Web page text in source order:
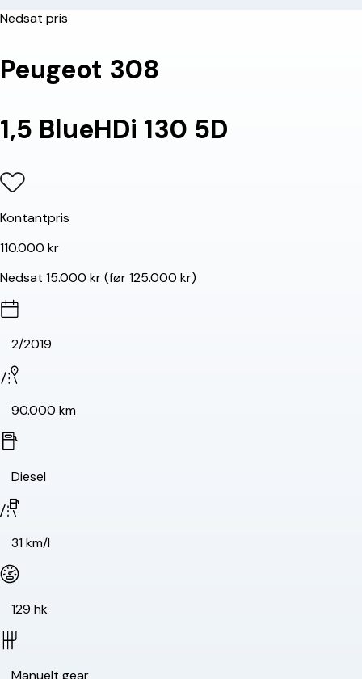
Nedsat pris
Peugeot 308
1,5 BlueHDi 130 5D
Kontantpris
110.000 kr
Nedsat 15.000 kr (før 125.000 kr)
2/2019
90.000 km
Diesel
31 km/l
129 hk
Manuelt gear